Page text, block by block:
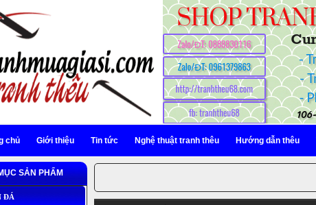
chủ Giới thiệu Tin tức Nghệ thuật tranh thêu Hướng dẫn thêu
SẢN PHẨM
ĐÁ